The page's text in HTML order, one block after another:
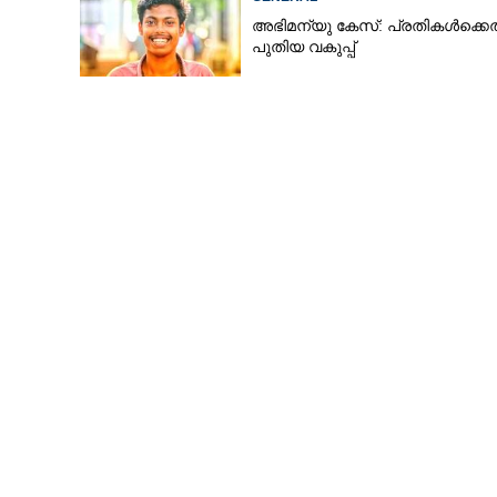
അഭിമന്യു കേസ്:
പുതിയ വകുപ്പ്